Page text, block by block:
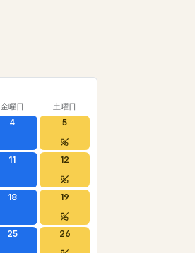
金曜日 土曜日
4 5
11 12
18 19
25 26